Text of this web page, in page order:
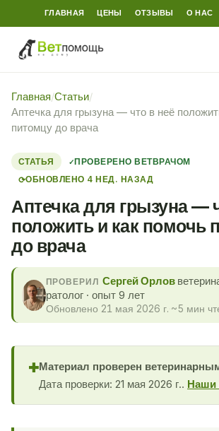
ГЛАВНАЯ ЦЕНЫ ОТЗЫВЫ О НАС
Главная/Статьи/
Аптечка для грызуна — что в неё
питомцу до врача
СТАТЬЯ
ПРОВЕРЕНО ВЕТВРАЧОМ
⟳ОБНОВЛЕНО 4 НЕД. НАЗАД
Аптечка для грызуна —
положить и как помочь
до врача
ПРОВЕРИЛ Сергей Орлов
ратолог · опыт 9 лет
Обновлено 21 мая 2026 г. ~5 мин
✚Материал проверен
Дата проверки: 21 мая 2026 г.. Наши